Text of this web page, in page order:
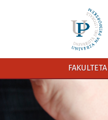
FAKULTETA